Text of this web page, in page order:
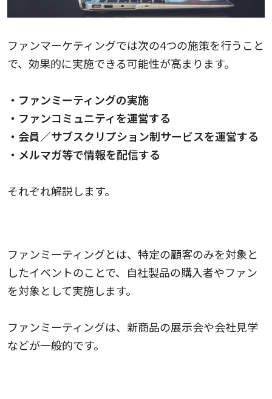
ファンマーケティングでは次の4つの施策を行うこと
で、効果的に実施できる可能性が高まります。
・ファンミーティングの実施
・ファンコミュニティを運営する
・会員／サブスクリプション制サービスを運営する
・メルマガ等で情報を配信する
それぞれ解説します。
ファンミーティングとは、特定の顧客のみを対象と
したイベントのことで、自社製品の購入者やファン
を対象として実施します。
ファンミーティングは、新商品の展示会や会社見学
などが一般的です。